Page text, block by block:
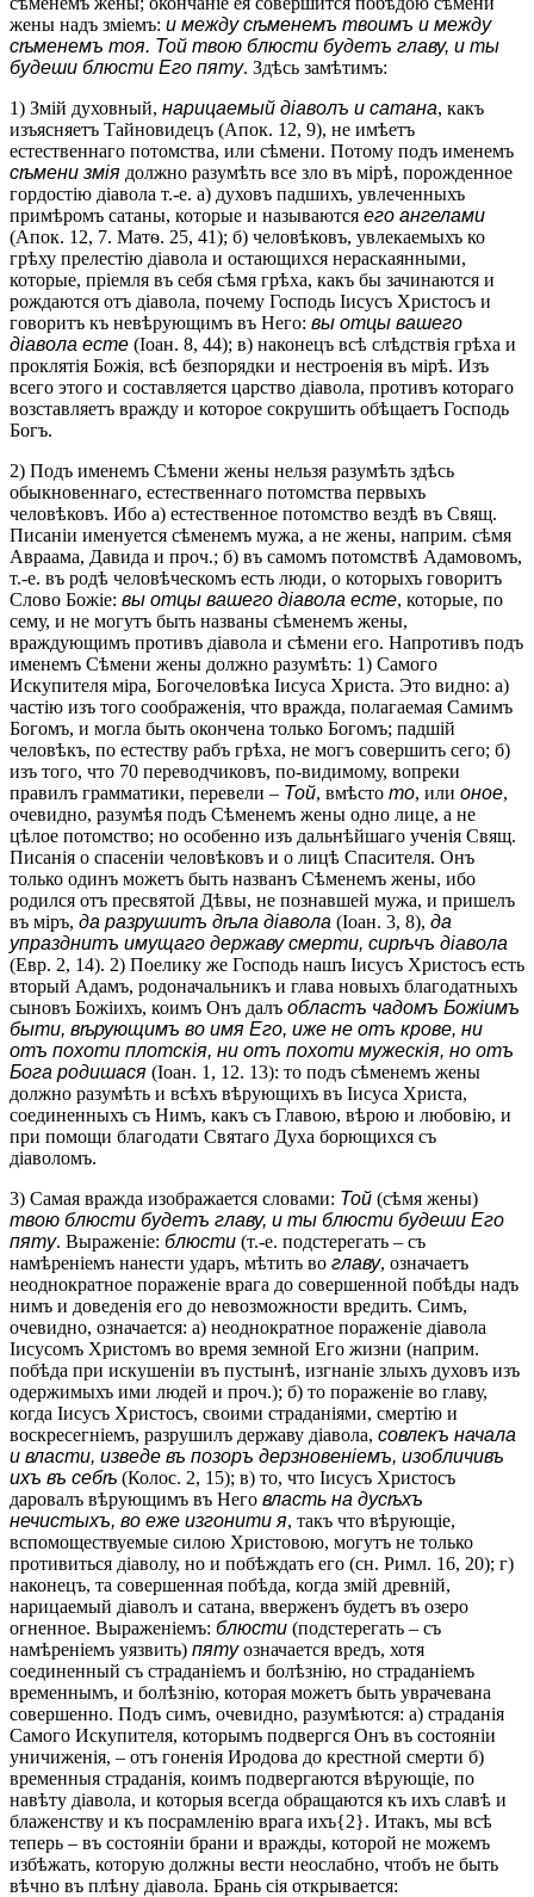
жены надъ зміемъ: и между сѣменемъ твоимъ и между
сѣменемъ тоя. Той твою блюсти будетъ главу, и ты
будеши блюсти Его пяту. Здѣсь замѣтимъ:
1) Змій духовный, нарицаемый діаволъ и сатана, какъ
изъясняетъ Тайновидецъ (Апок. 12, 9), не имѣетъ
естественнаго потомства, или сѣмени. Потому подъ именемъ
сѣмени змія должно разумѣть все зло въ мірѣ, порожденное
гордостію діавола т.-е. а) духовъ падшихъ, увлеченныхъ
примѣромъ сатаны, которые и называются его ангелами
(Апок. 12, 7. Матѳ. 25, 41); б) человѣковъ, увлекаемыхъ ко
грѣху прелестію діавола и остающихся нераскаянными,
которые, пріемля въ себя сѣмя грѣха, какъ бы зачинаются и
рождаются отъ діавола, почему Господь Іисусъ Христосъ и
говоритъ къ невѣрующимъ въ Него: вы отцы вашего
діавола есте (Іоан. 8, 44); в) наконецъ всѣ слѣдствія грѣха и
проклятія Божія, всѣ безпорядки и нестроенія въ мірѣ. Изъ
всего этого и составляется царство діавола, противъ котораго
возставляетъ вражду и которое сокрушить обѣщаетъ Господь
Богъ.
2) Подъ именемъ Сѣмени жены нельзя разумѣть здѣсь
обыкновеннаго, естественнаго потомства первыхъ
человѣковъ. Ибо а) естественное потомство вездѣ въ Свящ.
Писаніи именуется сѣменемъ мужа, а не жены, наприм. сѣмя
Авраама, Давида и проч.; б) въ самомъ потомствѣ Адамовомъ,
т.-е. въ родѣ человѣческомъ есть люди, о которыхъ говоритъ
Слово Божіе: вы отцы вашего діавола есте, которые, по
сему, и не могутъ быть названы сѣменемъ жены,
враждующимъ противъ діавола и сѣмени его. Напротивъ подъ
именемъ Сѣмени жены должно разумѣть: 1) Самого
Искупителя міра, Богочеловѣка Іисуса Христа. Это видно: а)
частію изъ того соображенія, что вражда, полагаемая Самимъ
Богомъ, и могла быть окончена только Богомъ; падшій
человѣкъ, по естеству рабъ грѣха, не могъ совершить сего; б)
изъ того, что 70 переводчиковъ, по-видимому, вопреки
правилъ грамматики, перевели – Той, вмѣсто то, или оное,
очевидно, разумѣя подъ Сѣменемъ жены одно лице, а не
цѣлое потомство; но особенно изъ дальнѣйшаго ученія Свящ.
Писанія о спасеніи человѣковъ и о лицѣ Спасителя. Онъ
только одинъ можетъ быть названъ Сѣменемъ жены, ибо
родился отъ пресвятой Дѣвы, не познавшей мужа, и пришелъ
въ міръ, да разрушитъ дѣла діавола (Іоан. 3, 8), да
упразднитъ имущаго державу смерти, сирѣчъ діавола
(Евр. 2, 14). 2) Поелику же Господь нашъ Іисусъ Христосъ есть
вторый Адамъ, родоначальникъ и глава новыхъ благодатныхъ
сыновъ Божіихъ, коимъ Онъ далъ областъ чадомъ Божіимъ
быти, вѣрующимъ во имя Его, иже не отъ крове, ни
отъ похоти плотскія, ни отъ похоти мужескія, но отъ
Бога родишася (Іоан. 1, 12. 13): то подъ сѣменемъ жены
должно разумѣть и всѣхъ вѣрующихъ въ Іисуса Христа,
соединенныхъ съ Нимъ, какъ съ Главою, вѣрою и любовію, и
при помощи благодати Святаго Духа борющихся съ
діаволомъ.
3) Самая вражда изображается словами: Той (сѣмя жены)
твою блюсти будетъ главу, и ты блюсти будеши Его
пяту. Выраженіе: блюсти (т.-е. подстерегать – съ
намѣреніемъ нанести ударъ, мѣтить во главу, означаетъ
неоднократное пораженіе врага до совершенной побѣды надъ
нимъ и доведенія его до невозможности вредить. Симъ,
очевидно, означается: а) неоднократное пораженіе діавола
Іисусомъ Христомъ во время земной Его жизни (наприм.
побѣда при искушеніи въ пустынѣ, изгнаніе злыхъ духовъ изъ
одержимыхъ ими людей и проч.); б) то пораженіе во главу,
когда Іисусъ Христосъ, своими страданіями, смертію и
воскресегніемъ, разрушилъ державу діавола, совлекъ начала
и власти, изведе въ позоръ дерзновеніемъ, изобличивъ
ихъ въ себѣ (Колос. 2, 15); в) то, что Іисусъ Христосъ
даровалъ вѣрующимъ въ Него власть на дусѣхъ
нечистыхъ, во еже изгонити я, такъ что вѣрующіе,
вспомоществуемые силою Христовою, могутъ не только
противиться діаволу, но и побѣждать его (сн. Римл. 16, 20); г)
наконецъ, та совершенная побѣда, когда змій древній,
нарицаемый діаволъ и сатана, вверженъ будетъ въ озеро
огненное. Выраженіемъ: блюсти (подстерегать – съ
намѣреніемъ уязвить) пятуозначается вредъ, хотя
соединенный съ страданіемъ и болѣзнію, но страданіемъ
временнымъ, и болѣзнію, которая можетъ быть уврачевана
совершенно. Подъ симъ, очевидно, разумѣются: а) страданія
Самого Искупителя, которымъ подвергся Онъ въ состояніи
уничиженія, – отъ гоненія Иродова до крестной смерти б)
временныя страданія, коимъ подвергаются вѣрующіе, по
навѣту діавола, и которыя всегда обращаются къ ихъ славѣ и
блаженству и къ посрамленію врага ихъ{2}. Итакъ, мы всѣ
теперь – въ состояніи брани и вражды, которой не можемъ
избѣжать, которую должны вести неослабно, чтобъ не быть
вѣчно въ плѣну діавола. Брань сія открывается: